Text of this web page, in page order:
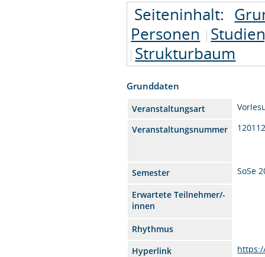
Seiteninhalt:
Personen
Strukturbaum
Grunddaten
Veranstaltungsart
Veranstaltungsnummer
Semester SoSe
Erwartete Teilnehmer/-
innen
Rhythmus
Hyperlink